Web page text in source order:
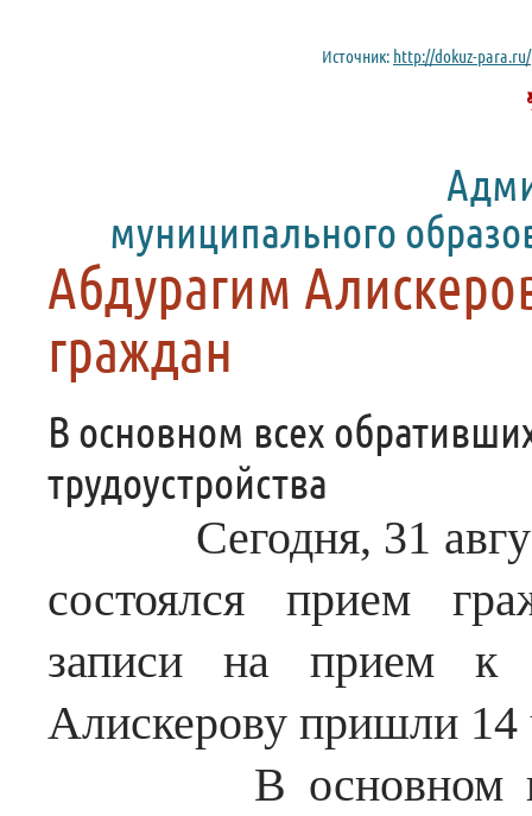
Источник: http://dokuz-
муниципального
Абдурагим
граждан
В основном всех
трудоустройства
Сегодня, 31
состоялся прием
записи на прием к
Алискерову пришли 14
В основном всех